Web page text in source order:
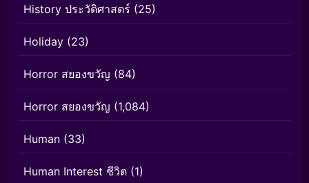
History ประวัติศาสตร์ (25)
Holiday (23)
Horror สยองขวัญ (84)
Horror สยองขวัญ (1,084)
Human (33)
Human Interest ชีวิต (1)